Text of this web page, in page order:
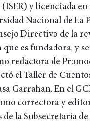
(ISER) y licenciada
Nacional de La
Directivo de la
que es fundadora, y
redactora de
el Taller de
Garrahan. En el
correctora y
la Subsecretaría de